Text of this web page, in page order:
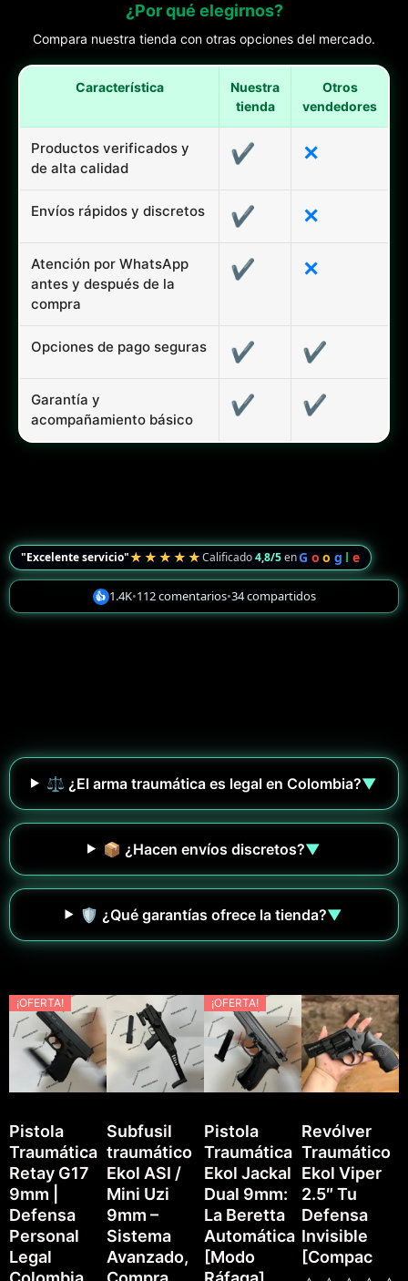
¿Por qué elegirnos?
Compara nuestra tienda con otras opciones del mercado.
Característica
Nuestra
tienda
Otros
vendedores
Productos verificados y
de alta calidad
✔ ✕
Envíos rápidos y discretos ✔ ✕
Atención por WhatsApp
antes y después de la
compra
✔ ✕
Opciones de pago seguras ✔ ✔
Garantía y
acompañamiento básico
✔ ✔
"Excelente servicio"★★★★★Calificado4,8/5enG o o g l e
👍 1.4K•112 comentarios•34 compartidos
⚖️ ¿El arma traumática es legal en Colombia?▼
📦 ¿Hacen envíos discretos?▼
🛡️ ¿Qué garantías ofrece la tienda?▼
¡OFERTA!
Pistola
Traumática
Retay G17
9mm |
Defensa
Personal
Legal
Subfusil
traumático
Ekol ASI /
Mini Uzi
9mm –
Sistema
Avanzado,
¡OFERTA!
Pistola
Traumática
Ekol Jackal
Dual 9mm:
La Beretta
Automática
[Modo
Revólver
Traumático
Ekol Viper
2.5″ Tu
Defensa
Invisible
[Compac